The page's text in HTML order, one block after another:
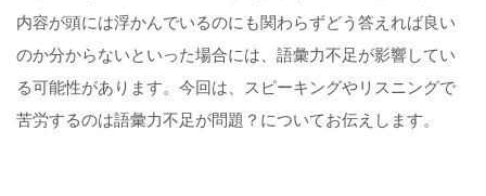
内容が頭には浮かんでいるのにも関わらずどう答えれば良い
のか分からないといった場合には、語彙力不足が影響してい
る可能性があります。今回は、スピーキングやリスニングで
苦労するのは語彙力不足が問題？についてお伝えします。